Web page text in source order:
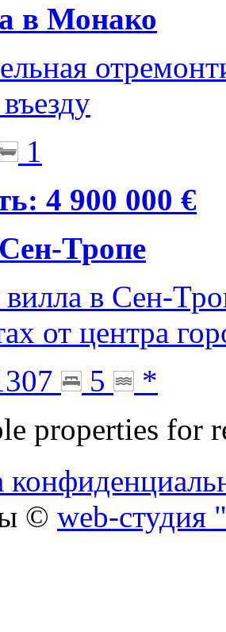
в Монако
1
4 900 000 €
Тропе
в Сен-
от центра
5
*
properties for
© web-студия